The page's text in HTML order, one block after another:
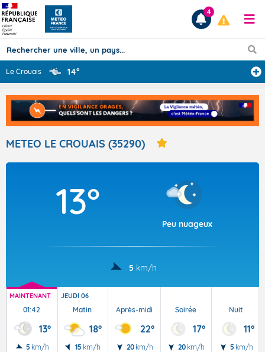
Prévisions
TOUS LES RÉSULTATS
Articles
4
Le Crouais 14°
METEO LE CROUAIS (35290)
13°
Peu nuageux
5 km/h
MAINTENANT
01:42
13°
5 km/h
JEUDI 06
Matin
18°
15 km/h
Après-midi
22°
20 km/h
Soirée
17°
20 km/h
Nuit
11°
5 km/h